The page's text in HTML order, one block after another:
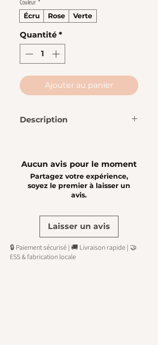
Couleur *
Écru
Rose Verte
Quantité *
Ajouter au panier
Description
✨ Douce et légèrement
exfoliante, elle est fabriquée
en 🇫🇷 France
👌 A chacun son coloris pour
de la douche.
Aucun avis pour le moment
Partagez votre expérience,
soyez le premier à laisser un
avis.
Laisser un avis
🔒 Paiement sécurisé | 🚚 Livraison rapide | 🤝
ESS & fabrication locale